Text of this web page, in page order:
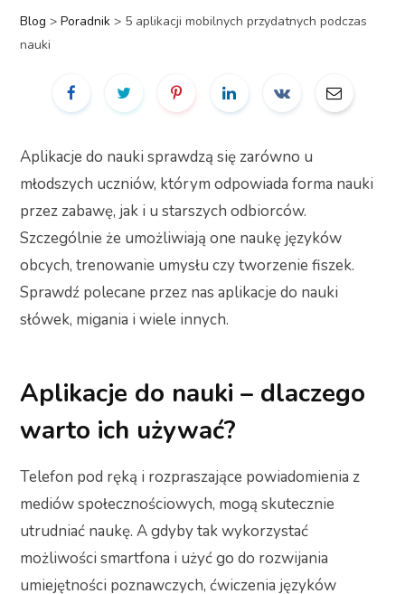
Blog > Poradnik > 5 aplikacji mobilnych przydatnych podczas
nauki
Aplikacje do nauki sprawdzą się zarówno u
młodszych uczniów, którym odpowiada forma nauki
przez zabawę, jak i u starszych odbiorców.
Szczególnie że umożliwiają one naukę języków
obcych, trenowanie umysłu czy tworzenie fiszek.
Sprawdź polecane przez nas aplikacje do nauki
słówek, migania i wiele innych.
Aplikacje do nauki – dlaczego
warto ich używać?
Telefon pod ręką i rozpraszające powiadomienia z
mediów społecznościowych, mogą skutecznie
utrudniać naukę. A gdyby tak wykorzystać
możliwości smartfona i użyć go do rozwijania
umiejętności poznawczych, ćwiczenia języków